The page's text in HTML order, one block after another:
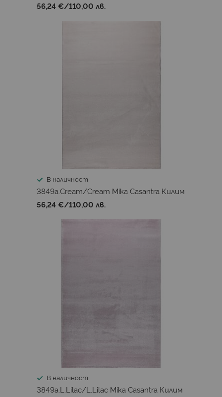
56,24 €/110,00 лв.
В наличност
3849a.Cream/Cream Mika Casantra Килим
56,24 €/110,00 лв.
В наличност
3849a.L.Lilac/L.Lilac Mika Casantra Килим